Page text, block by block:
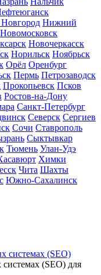
Нижний
Новомосковск
Новочеркасск
Норильск Ноябрьск
Орёл Оренбург
Пермь Петрозаводск
Прокопьевск Псков
Ростов-на-Дону
Санкт-Петербург
Северск Сергиев
Сочи Ставрополь
Сыктывкар
Тюмень Улан-Удэ
Химки
Чита Шахты
Южно-Сахалинск
системах (SEO)
(SEO) для